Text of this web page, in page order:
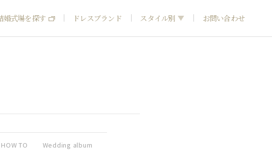
婚式場を探す ドレスブランド スタイル別 お問い合わせ
TO
Wedding album